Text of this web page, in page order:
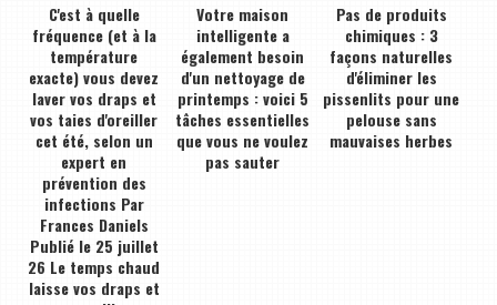
C'est à quelle
fréquence (et à la
température
exacte) vous devez
laver vos draps et
vos taies d'oreiller
cet été, selon un
expert en
prévention des
infections Par
Frances Daniels
Publié le 25 juillet
26 Le temps chaud
laisse vos draps et
Votre maison
intelligente a
également besoin
d'un nettoyage de
printemps : voici 5
tâches essentielles
que vous ne voulez
pas sauter
Pas de produits
chimiques : 3
façons naturelles
d'éliminer les
pissenlits pour une
pelouse sans
mauvaises herbes